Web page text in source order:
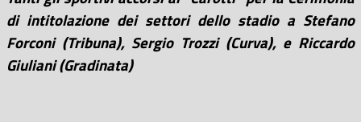
di intitolazione dei settori dello stadio a Stefano
Forconi (Tribuna), Sergio Trozzi (Curva), e Riccardo
Giuliani (Gradinata)